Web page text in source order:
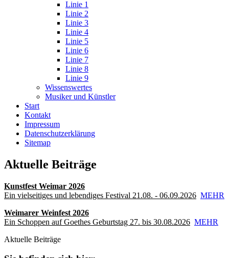
Linie 1
Linie 2
Linie 3
Linie 4
Linie 5
Linie 6
Linie 7
Linie 8
Linie 9
Wissenswertes
Musiker und Künstler
Start
Kontakt
Impressum
Datenschutz­erklärung
Sitemap
Aktuelle Beiträge
Kunstfest Weimar 2026
Ein vielseitiges und lebendiges Festival 21.08. - 06.09.2026 MEHR
Weimarer Weinfest 2026
Ein Schoppen auf Goethes Geburtstag 27. bis 30.08.2026 MEHR
Aktuelle Beiträge